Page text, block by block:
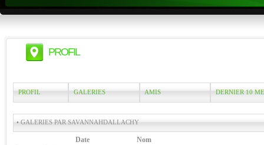
PROFIL
PROFIL GALERIES AMIS DERNIER 10
• GALERIES PAR SAVANNAHDALLACHY
Date
Nom